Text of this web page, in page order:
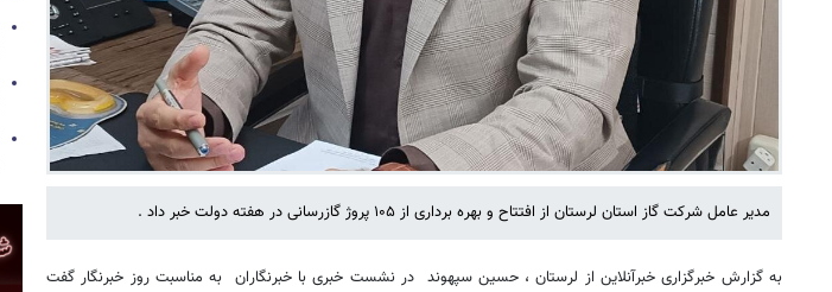
مدیر عامل شرکت گاز استان لرستان از افتتاح و بهره برداری از ۱۰۵ پروژ گازرسانی در هفته دولت خبر داد .
به گزارش خبرگزاری خبرآنلاین از لرستان ، حسین سپهوند در نشست خبری با خبرنگاران به مناسبت روز خبرنگار گفت